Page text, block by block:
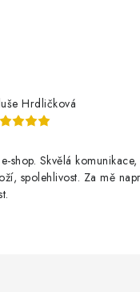
Hrdličková
shop. Skvělá
spolehlivost. Za mě